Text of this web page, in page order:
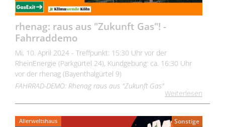
rhenag: raus aus "Zukunft Gas"! -
Fahrraddemo
Mi, 10. April 2024 - Treffpunkt: 15:30 Uhr vor der
RheinEnergie (Parkgürtel 24), Kundgebung: ca. 16:30 Uhr
vor der rhenag (Bayenthalgürtel 9)
FAHRRAD-DEMO: Rhenag raus aus "Zukunft Gas"
Weiterlesen
Allerweltshaus
Sonstige